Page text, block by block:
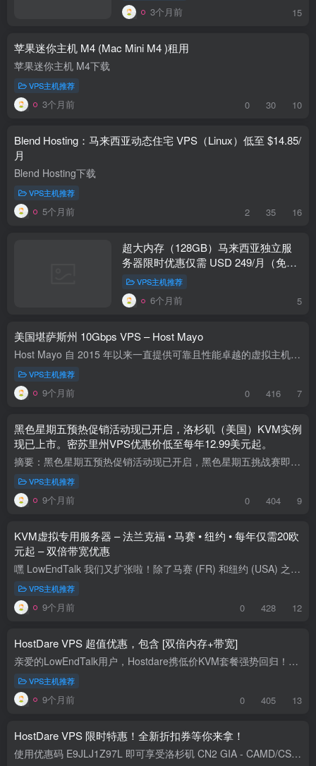
3个月前 15
苹果迷你主机 M4 (Mac Mini M4 )租用
苹果迷你主机 M4下载
VPS主机推荐
3个月前 0 30 10
Blend Hosting：马来西亚动态住宅 VPS（Linux）低至 $14.85/
月
Blend Hosting下载
VPS主机推荐
5个月前 2 35 16
超大内存（128GB）马来西亚独立服
务器限时优惠仅需 USD 249/月（免安
装费）
VPS主机推荐
6个月前 5
美国堪萨斯州 10Gbps VPS – Host Mayo
Host Mayo 自 2015 年以来一直提供可靠且性能卓越的虚拟主机服务。我们很高兴地宣布，我们在美国堪萨斯州推出最新的 10Gbps VPS 套餐，以极具竞争力的价格提供无与伦比的网络速度、SSD 存储和 D...
VPS主机推荐
9个月前 0 416 7
黑色星期五预热促销活动现已开启，洛杉矶（美国）KVM实例
现已上市。密苏里州VPS优惠价低至每年12.99美元起。
摘要：黑色星期五预热促销活动现已开启，黑色星期五挑战赛即将到来！各位LET用户，大家好！你们期待黑色星期五了吗？大家翘首以盼的黑色星期五预热促销活动现已上线！ MO VPS套餐优惠低至每年12...
VPS主机推荐
9个月前 0 404 9
KVM虚拟专用服务器 – 法兰克福 • 马赛 • 纽约 • 每年仅需20欧
元起 – 双倍带宽优惠
嘿 LowEndTalk 我们又扩张啦！除了马赛 (FR) 和纽约 (USA) 之外，法兰克福 (DE) 也正式上线啦！为了庆祝这一盛事，我们为以下所有套餐提供双倍带宽。只需回复您的发票号码（无需提供个人信息）...
VPS主机推荐
9个月前 0 428 12
HostDare VPS 超值优惠，包含 [双倍内存+带宽]
亲爱的LowEndTalk用户，Hostdare携低价KVM套餐强势回归！您将以超值的价格获得性能卓越、体验极佳的VPS。我们始终致力于提供高质量的服务、卓越的服务器性能以及让您满意的体验，并将在未来的岁...
VPS主机推荐
9个月前 0 405 13
HostDare VPS 限时特惠！全新折扣券等你来拿！
使用优惠码 E9JLJ1Z97L 即可享受洛杉矶 CN2 GIA - CAMD/CSSD/CKVM 套餐 20% 的循环折扣。点击此处探索 CSSD NVMe VPS 套餐：https://bill.hostdare.com/store/premium-china-optimized-nvme-kvm...